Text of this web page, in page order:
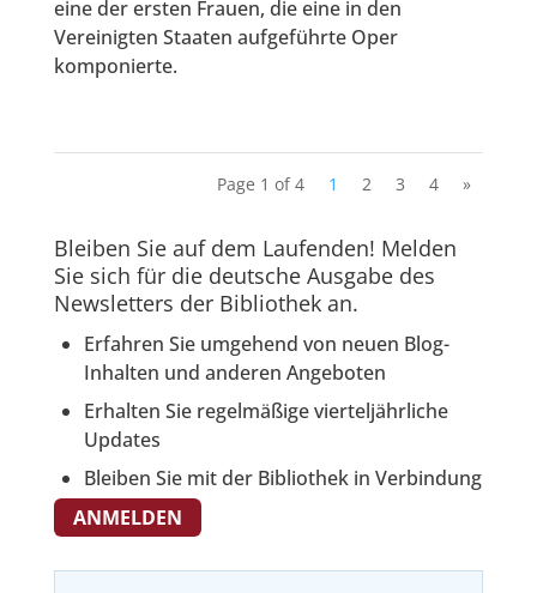
eine der ersten Frauen, die eine in den
Vereinigten Staaten aufgeführte Oper
komponierte.
Page 1 of 4 1 2 3 4 »
Bleiben Sie auf dem Laufenden! Melden
Sie sich für die deutsche Ausgabe des
Newsletters der Bibliothek an.
Erfahren Sie umgehend von neuen Blog-
Inhalten und anderen Angeboten
Erhalten Sie regelmäßige vierteljährliche
Updates
Bleiben Sie mit der Bibliothek in Verbindung
ANMELDEN